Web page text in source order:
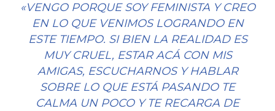
«VENGO PORQUE SOY FEMINISTA Y CREO
EN LO QUE VENIMOS LOGRANDO EN
ESTE TIEMPO. SI BIEN LA REALIDAD ES
MUY CRUEL, ESTAR ACÁ CON MIS
AMIGAS, ESCUCHARNOS Y HABLAR
SOBRE LO QUE ESTÁ PASANDO TE
CALMA UN POCO Y TE RECARGA DE